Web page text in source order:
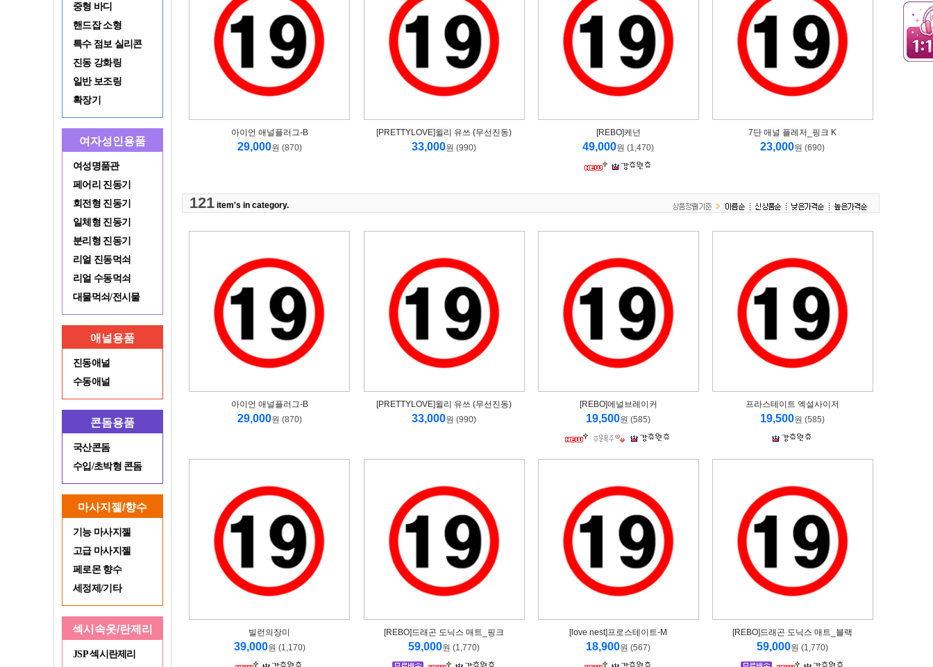
중형 바디
핸드잡 소형
특수 점보 실리콘
진동 강화링
일반 보조링
확장기
여자성인용품
여성명품관
페어리 진동기
회전형 진동기
일체형 진동기
분리형 진동기
리얼 진동먹쇠
리얼 수동먹쇠
대물먹쇠/전시물
애널용품
진동애널
수동애널
콘돔용품
국산콘돔
수입/초박형 콘돔
마사지젤/향수
기능 마사지젤
고급 마사지젤
페로몬 향수
세정제/기타
섹시속옷/란제리
JSP 섹시란제리
아이언 애널플러그-B
29,000원 (870)
[PRETTYLOVE]윌리 유쓰 (무선진동)
33,000원 (990)
[REBO]케넌
49,000원 (1,470)
7단 애널 플레저_핑크 K
23,000원 (690)
121 item's in category.
아이언 애널플러그-B
29,000원 (870)
[PRETTYLOVE]윌리 유쓰 (무선진동)
33,000원 (990)
[REBO]에널브레이커
19,500원 (585)
프라스테이트 엑설사이저
19,500원 (585)
빌런의장미
39,000원 (1,170)
[REBO]드래곤 도닉스 매트_핑크
59,000원 (1,770)
[love nest]프로스테이트-M
18,900원 (567)
[REBO]드래곤 도닉스 매트_블랙
59,000원 (1,770)